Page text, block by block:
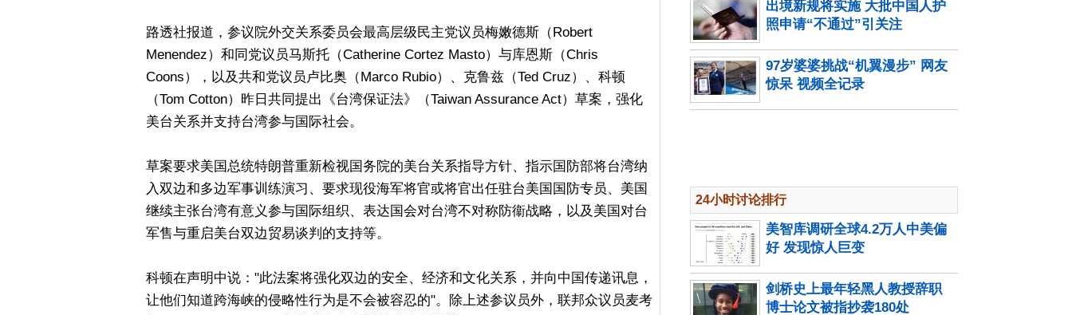
路透社报道，参议院外交关系委员会最高层级民主党议员梅嫩德斯（Robert
Menendez）和同党议员马斯托（Catherine Cortez Masto）与库恩斯（Chris
Coons），以及共和党议员卢比奥（Marco Rubio）、克鲁兹（Ted Cruz）、科顿
（Tom Cotton）昨日共同提出《台湾保证法》（Taiwan Assurance Act）草案，强化
美台关系并支持台湾参与国际社会。
草案要求美国总统特朗普重新检视国务院的美台关系指导方针、指示国防部将台湾纳
入双边和多边军事训练演习、要求现役海军将官或将官出任驻台美国国防专员、美国
继续主张台湾有意义参与国际组织、表达国会对台湾不对称防衞战略，以及美国对台
军售与重启美台双边贸易谈判的支持等。
科顿在声明中说："此法案将强化双边的安全、经济和文化关系，并向中国传递讯息，
让他们知道跨海峡的侵略性行为是不会被容忍的"。除上述参议员外，联邦众议员麦考
出境新规将实施 大批中国人护
照申请“不通过”引关注
97岁婆婆挑战“机翼漫步” 网友
惊呆 视频全记录
24小时讨论排行
美智库调研全球4.2万人中美偏
好 发现惊人巨变
剑桥史上最年轻黑人教授辞职
博士论文被指抄袭180处